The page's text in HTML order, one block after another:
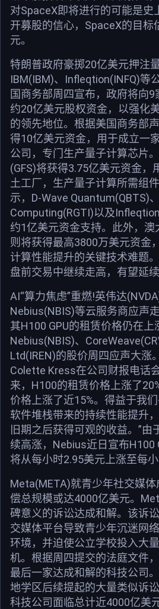
对SpaceX即将进行的可能是史
开募股的信心，SpaceX的目标
元。
特朗普政府豪掷20亿美元押注
IBM(IBM)、Infleqtion(INFQ)等
国商务部周四宣布，政府将向
约20亿美元股权资金，以强化
的领先地位。根据美国商务部
得10亿美元资金，用于成立一
公司，专门生产量子计算芯片
(GFS)将获得3.75亿美元资金，
土工厂，生产量子计算所需组
示，D-Wave Quantum(QBTS)
Computing(RGTI)以及
约1亿美元资金支持。此外，澳
则将获得最高3800万美元资金
计算性能提升的关键技术难题
盘前交易中继续走高，有望延续
AI“算力焦虑”重燃!英伟达
Nebius(NBIS)等云服务商应声
其H100 GPU的租赁价格仍在
Nebius(NBIS)、
Ltd(IREN)的股价周四应声大涨
Colette Kress在公司财报电话
来，H100的租赁价格上涨了
价格上涨了近15%。得益于我
软件堆栈带来的持续性能提升
旧期之后获得可观的收益。”由
续高涨，Nebius近日宣布H100
将从每小时2.95美元上涨至每小
Meta(META)就青少年社交媒
偿总规模或达4000亿美元。
碑意义的诉讼达成和解。该诉
交媒体平台导致青少年沉迷网
环境，并迫使公立学校投入大
机。根据周四提交的法庭文件
最后一家达成和解的科技公司
地学区后续提起的大量类似诉
科技公司面临总计近4000亿美